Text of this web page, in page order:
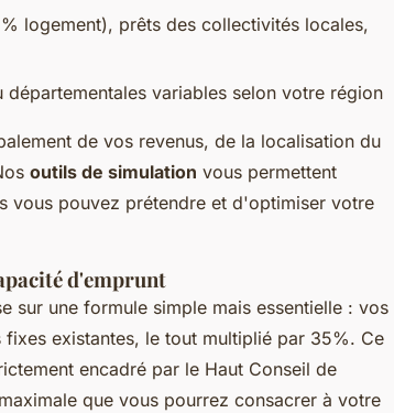
logement), prêts des collectivités locales,
départementales variables selon votre région
de vos revenus, de la localisation du
outils de simulation vous permettent
vous pouvez prétendre et d'optimiser votre
d'emprunt
sur une formule simple mais essentielle : vos
fixes existantes, le tout multiplié par 35%. Ce
encadré par le Haut Conseil de
que vous pourrez consacrer à votre